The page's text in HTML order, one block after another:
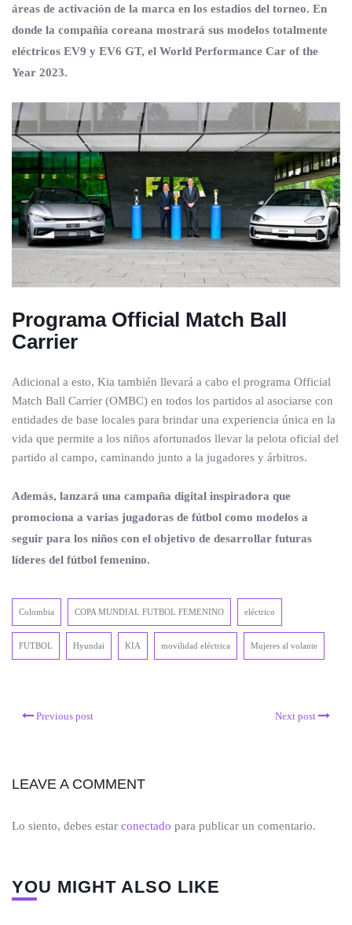
áreas de activación de la marca en los estadios del torneo. En
donde la compañía coreana mostrará sus modelos totalmente
eléctricos EV9 y EV6 GT, el World Performance Car of the
Year 2023.
Programa Official Match Ball
Carrier
Adicional a esto, Kia también llevará a cabo el programa Official
Match Ball Carrier (OMBC) en todos los partidos al asociarse con
entidades de base locales para brindar una experiencia única en la
vida que permite a los niños afortunados llevar la pelota oficial del
partido al campo, caminando junto a la jugadores y árbitros.
Además, lanzará una campaña digital inspiradora que
promociona a varias jugadoras de fútbol como modelos a
seguir para los niños con el objetivo de desarrollar futuras
líderes del fútbol femenino.
Colombia COPA MUNDIAL FUTBOL FEMENINO eléctrico
FUTBOL Hyundai KIA movilidad eléctrica Mujeres al volante
Previous post Next post
LEAVE A COMMENT
Lo siento, debes estar conectado para publicar un comentario.
YOU MIGHT ALSO LIKE